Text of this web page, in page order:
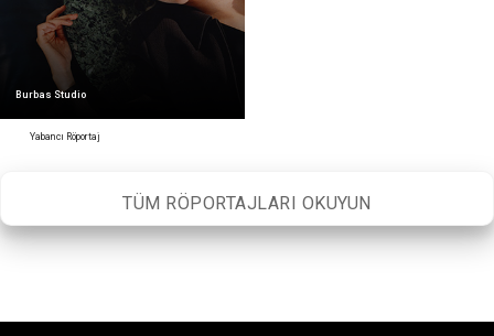
Burbas Studio
Yabancı Röportaj
TÜM RÖPORTAJLARI OKUYUN